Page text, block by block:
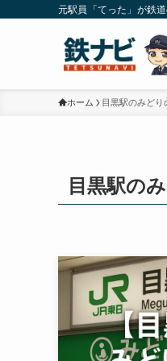
元駅員「てった」が鉄
ホーム 目黒駅のみどり
目黒駅の